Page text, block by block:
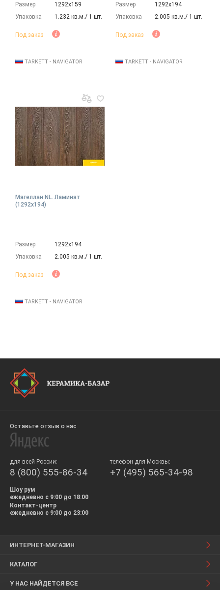
Размер
1292х159
Упаковка
1.232 кв.м./ 1 шт.
Под заказ
TARKETT - NAVIGATOR
Размер
1292х194
Упаковка
2.005 кв.м./ 1 шт.
Под заказ
TARKETT - NAVIGATOR
Магеллан NL. Ламинат
(1292х194)
Размер
1292х194
Упаковка
2.005 кв.м./ 1 шт.
Под заказ
TARKETT - NAVIGATOR
Оставьте отзыв о нас
для всей России:
8 (800) 555-86-34
телефон для Москвы:
+7 (495) 565-34-98
Шоу рум
ежедневно с 9:00 до 18:00
Контакт-центр
ежедневно с 9:00 до 23:00
ИНТЕРНЕТ-МАГАЗИН
КАТАЛОГ
У НАС НАЙДЕТСЯ ВСЕ